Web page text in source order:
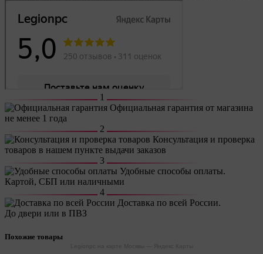
Legionpc на карте Москвы — Яндекс Карты
1
Официальная гарантия от магазина
не менее 1 года
2
Консультация и проверка
товаров в нашем пункте выдачи заказов
3
Удобные способы оплаты.
Картой, СБП или наличными
4
Доставка по всей России.
До двери или в ПВЗ
Похожие товары